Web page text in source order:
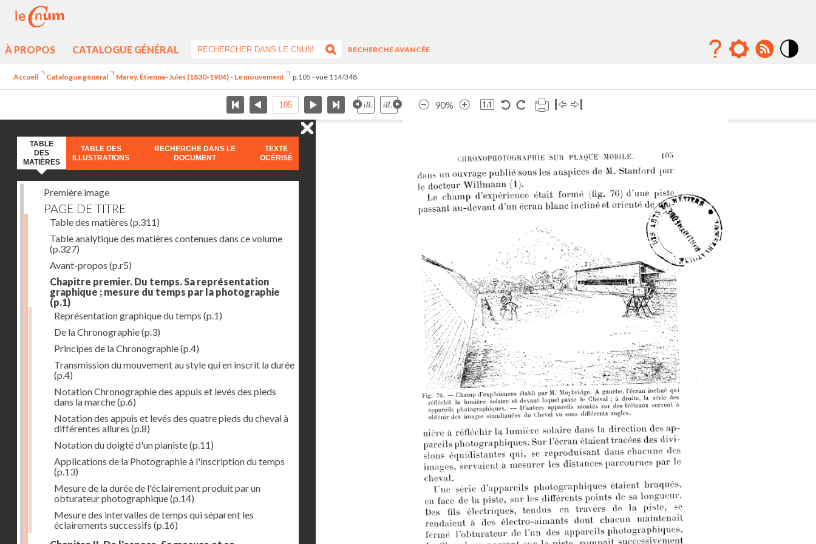
À PROPOS CATALOGUE GÉNÉRAL
RECHERCHE AVANCÉE
Accueil Catalogue général Marey, Étienne-Jules (1830-1904) - Le mouvement p.105 - vue 114/348
90%
TABLE
DES
MATIÈRES
TABLE DES
ILLUSTRATIONS
RECHERCHE DANS LE
DOCUMENT
TEXTE
OCÉRISÉ
Première image
PAGE DE TITRE
Table des matières (p.311)
Table analytique des matières contenues dans ce volume
(p.327)
Avant-propos (p.r5)
Chapitre premier. Du temps. Sa représentation
graphique ; mesure du temps par la photographie
(p.1)
Représentation graphique du temps (p.1)
De la Chronographie(p.3)
Principes de la Chronographie(p.4)
Transmission du mouvement au style qui en inscrit la durée
(p.4)
Notation Chronographie des appuis et levés des pieds
dans la marche(p.6)
Notation des appuis et levés des quatre pieds du cheval à
différentes allures (p.8)
Notation du doigté d'un pianiste(p.11)
Applications de la Photographie à l'inscription du temps
(p.13)
Mesure de la durée de l'éclairement produit par un
obturateur photographique(p.14)
Mesure des intervalles de temps qui séparent les
éclairements successifs (p.16)